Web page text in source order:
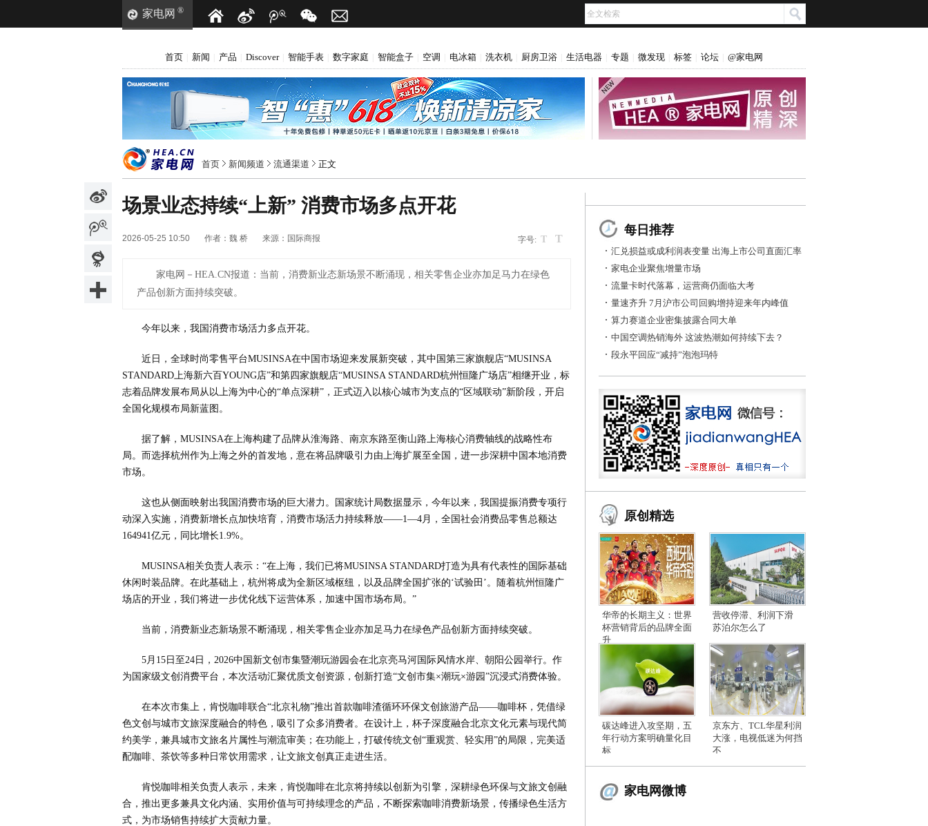
家电网 ®
首页 新闻 产品 Discover 智能手表 数字家庭 智能盒子 空调 电冰箱 洗衣机 厨房卫浴 生活电器 专题 微发现 标签 论坛 @家电网
首页 新闻频道 流通渠道 正文
场景业态持续“上新” 消费市场多点开花
字号: T T
2026-05-25 10:50 作者： 魏 桥 来源： 国际商报
家电网－HEA.CN报道： 当前，消费新业态新场景不断涌现，相关零售企业亦加足马力在绿色
产品创新方面持续突破。
今年以来，我国消费市场活力多点开花。
近日，全球时尚零售平台MUSINSA在中国市场迎来发展新突破，其中国第三家旗舰店“MUSINSA
STANDARD上海新六百YOUNG店”和第四家旗舰店“MUSINSA STANDARD杭州恒隆广场店”相继开业，标
志着品牌发展布局从以上海为中心的“单点深耕”，正式迈入以核心城市为支点的“区域联动”新阶段，开启
全国化规模布局新蓝图。
据了解，MUSINSA在上海构建了品牌从淮海路、南京东路至衡山路上海核心消费轴线的战略性布
局。而选择杭州作为上海之外的首发地，意在将品牌吸引力由上海扩展至全国，进一步深耕中国本地消费
市场。
这也从侧面映射出我国消费市场的巨大潜力。国家统计局数据显示，今年以来，我国提振消费专项行
动深入实施，消费新增长点加快培育，消费市场活力持续释放——1—4月，全国社会消费品零售总额达
164941亿元，同比增长1.9%。
MUSINSA相关负责人表示：“在上海，我们已将MUSINSA STANDARD打造为具有代表性的国际基础
休闲时装品牌。在此基础上，杭州将成为全新区域枢纽，以及品牌全国扩张的‘试验田’。随着杭州恒隆广
场店的开业，我们将进一步优化线下运营体系，加速中国市场布局。”
当前，消费新业态新场景不断涌现，相关零售企业亦加足马力在绿色产品创新方面持续突破。
5月15日至24日，2026中国新文创市集暨潮玩游园会在北京亮马河国际风情水岸、朝阳公园举行。作
为国家级文创消费平台，本次活动汇聚优质文创资源，创新打造“文创市集×潮玩×游园”沉浸式消费体验。
在本次市集上，肯悦咖啡联合“北京礼物”推出首款咖啡渣循环环保文创旅游产品——咖啡杯，凭借绿
色文创与城市文旅深度融合的特色，吸引了众多消费者。在设计上，杯子深度融合北京文化元素与现代简
约美学，兼具城市文旅名片属性与潮流审美；在功能上，打破传统文创“重观赏、轻实用”的局限，完美适
配咖啡、茶饮等多种日常饮用需求，让文旅文创真正走进生活。
肯悦咖啡相关负责人表示，未来，肯悦咖啡在北京将持续以创新为引擎，深耕绿色环保与文旅文创融
合，推出更多兼具文化内涵、实用价值与可持续理念的产品，不断探索咖啡消费新场景，传播绿色生活方
式，为市场销售持续扩大贡献力量。
每日推荐
汇兑损益或成利润表变量 出海上市公司直面汇率
风控大考
家电企业聚焦增量市场
流量卡时代落幕，运营商仍面临大考
量速齐升 7月沪市公司回购增持迎来年内峰值
算力赛道企业密集披露合同大单
中国空调热销海外 这波热潮如何持续下去？
段永平回应“减持”泡泡玛特
原创精选
华帝的长期主义：世界
杯营销背后的品牌全面
升
营收停滞、利润下滑
苏泊尔怎么了
碳达峰进入攻坚期，五
年行动方案明确量化目
标
京东方、TCL华星利润
大涨，电视低迷为何挡
不
家电网微博